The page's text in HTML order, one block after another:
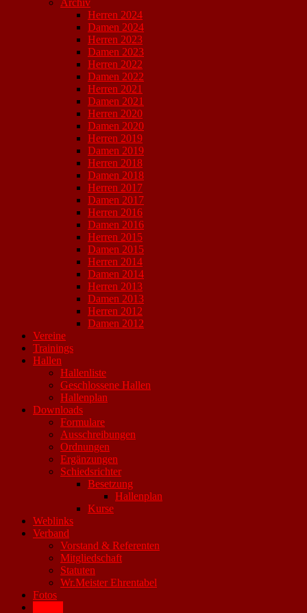
Archiv
Herren 2024
Damen 2024
Herren 2023
Damen 2023
Herren 2022
Damen 2022
Herren 2021
Damen 2021
Herren 2020
Damen 2020
Herren 2019
Damen 2019
Herren 2018
Damen 2018
Herren 2017
Damen 2017
Herren 2016
Damen 2016
Herren 2015
Damen 2015
Herren 2014
Damen 2014
Herren 2013
Damen 2013
Herren 2012
Damen 2012
Vereine
Trainings
Hallen
Hallenliste
Geschlossene Hallen
Hallenplan
Downloads
Formulare
Ausschreibungen
Ordnungen
Ergänzungen
Schiedsrichter
Besetzung
Hallenplan
Kurse
Weblinks
Verband
Vorstand & Referenten
Mitgliedschaft
Statuten
Wr.Meister Ehrentabel
Fotos